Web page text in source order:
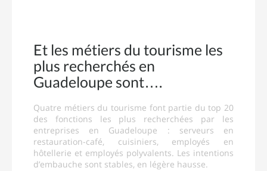
Et les métiers du tourisme les
plus recherchés en
Guadeloupe sont….
Quatre métiers du tourisme font partie du top 20
des fonctions les plus recherchées par les
entreprises en Guadeloupe : serveurs en
restauration-café, cuisiniers, employés en
hôtellerie et employés polyvalents. Les intentions
d’embauche sont stables, en légère hausse.